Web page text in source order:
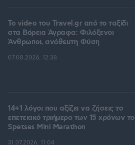
To video του Travel.gr από το ταξίδι
στα Βόρεια Άγραφα: Φιλόξενοι
Άνθρωποι, ανόθευτη Φύση
07.08.2026, 12:38
14+1 λόγοι που αξίζει να ζήσεις το
επετειακό τριήμερο των 15 χρόνων
Spetses Mini Marathon
31.07.2026, 11:04